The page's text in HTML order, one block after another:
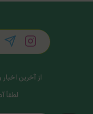
از آخرین
لطفاً